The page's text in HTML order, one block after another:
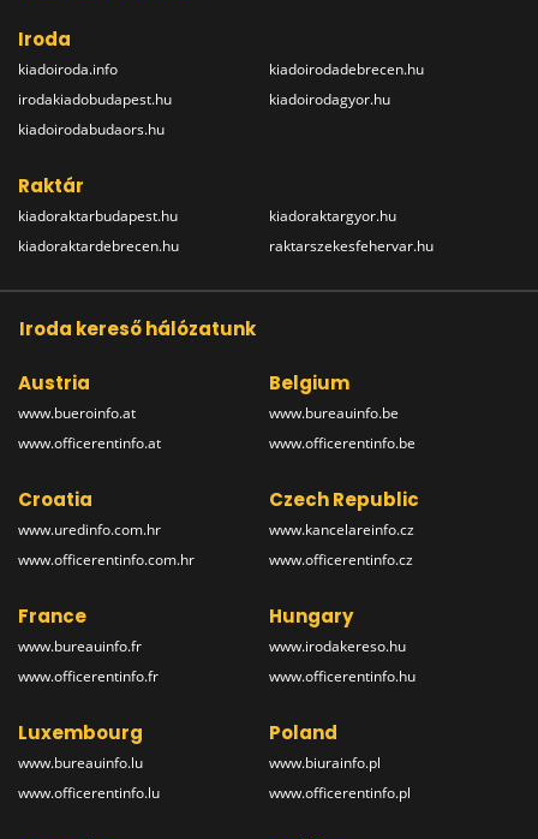
Iroda
kiadoiroda.info
irodakiadobudapest.hu
kiadoirodabudaors.hu
kiadoirodadebrecen.hu
kiadoirodagyor.hu
Raktár
kiadoraktarbudapest.hu
kiadoraktardebrecen.hu
kiadoraktargyor.hu
raktarszekesfehervar.hu
Iroda kereső hálózatunk
Austria
www.bueroinfo.at
www.officerentinfo.at
Belgium
www.bureauinfo.be
www.officerentinfo.be
Croatia
www.uredinfo.com.hr
www.officerentinfo.com.hr
Czech Republic
www.kancelareinfo.cz
www.officerentinfo.cz
France
www.bureauinfo.fr
www.officerentinfo.fr
Hungary
www.irodakereso.hu
www.officerentinfo.hu
Luxembourg
www.bureauinfo.lu
www.officerentinfo.lu
Poland
www.biurainfo.pl
www.officerentinfo.pl